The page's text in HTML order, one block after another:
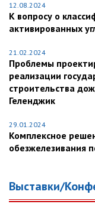
12.08.2024
К вопросу о
активированных
21.02.2024
Проблемы
реализации
строительства
Геленджик
29.01.2024
Комплексное
обезжелезивания
Выставки/